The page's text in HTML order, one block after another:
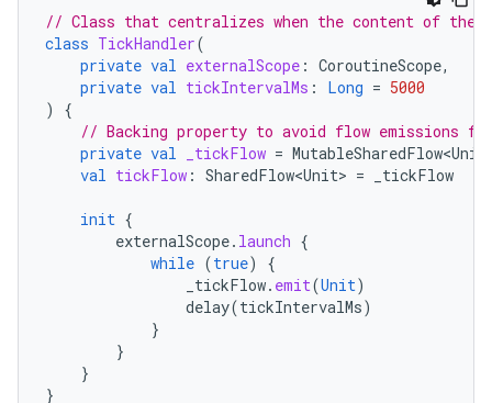
// Class that centralizes when the content of the
class TickHandler(
private val externalScope : CoroutineScope,
private val tickIntervalMs : Long = 5000
)
{
// Backing property to avoid flow emissions
private val _tickFlow =
val tickFlow : SharedFlow<Unit> = _tickFlow
init {
externalScope. launch {
while (true)
{
_tickFlow. emit(Unit)
delay(tickIntervalMs)
}
}
}
}